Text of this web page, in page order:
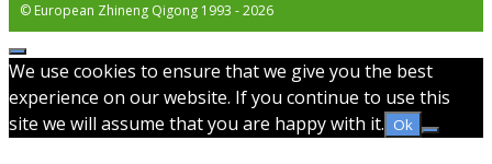
© European Zhineng Qigong 1993 - 2026
Stäng
We use cookies to ensure that we give you the best
experience on our website. If you continue to use this
site we will assume that you are happy with it. Ok